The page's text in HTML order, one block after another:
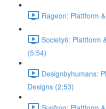
Rageon: Plattform
Society6: Plattform
(5:54)
Designbyhumans:
Designs (2:53)